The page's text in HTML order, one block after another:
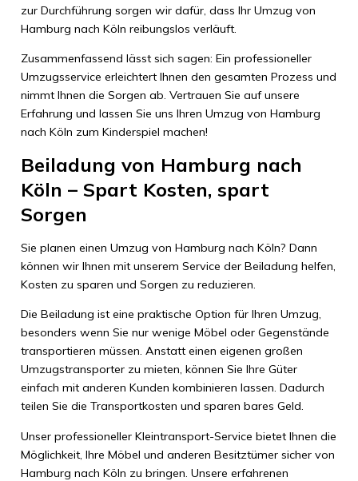
zur Durchführung sorgen wir dafür, dass Ihr Umzug von
Hamburg nach Köln reibungslos verläuft.
Zusammenfassend lässt sich sagen: Ein professioneller
Umzugsservice erleichtert Ihnen den gesamten Prozess und
nimmt Ihnen die Sorgen ab. Vertrauen Sie auf unsere
Erfahrung und lassen Sie uns Ihren Umzug von Hamburg
nach Köln zum Kinderspiel machen!
Beiladung von Hamburg nach
Köln – Spart Kosten, spart
Sorgen
Sie planen einen Umzug von Hamburg nach Köln? Dann
können wir Ihnen mit unserem Service der Beiladung helfen,
Kosten zu sparen und Sorgen zu reduzieren.
Die Beiladung ist eine praktische Option für Ihren Umzug,
besonders wenn Sie nur wenige Möbel oder Gegenstände
transportieren müssen. Anstatt einen eigenen großen
Umzugstransporter zu mieten, können Sie Ihre Güter
einfach mit anderen Kunden kombinieren lassen. Dadurch
teilen Sie die Transportkosten und sparen bares Geld.
Unser professioneller Kleintransport-Service bietet Ihnen die
Möglichkeit, Ihre Möbel und anderen Besitztümer sicher von
Hamburg nach Köln zu bringen. Unsere erfahrenen